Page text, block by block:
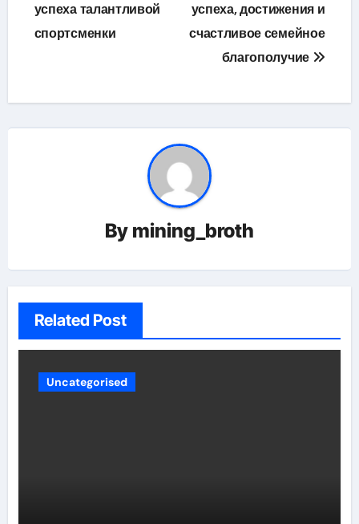
успеха талантливой
спортсменки
успеха, достижения и
счастливое семейное
благополучие
By mining_broth
Related Post
Uncategorised